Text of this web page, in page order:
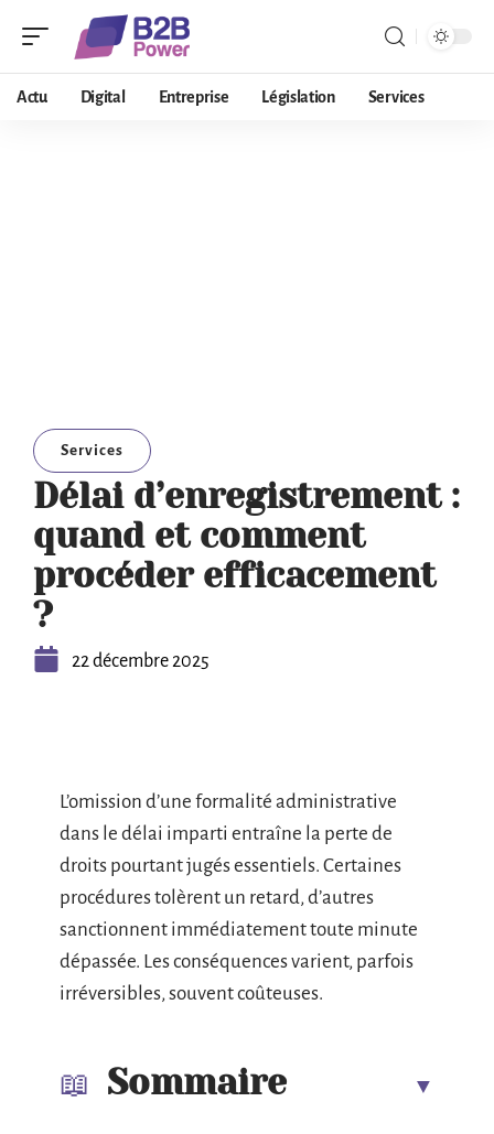
Actu Digital Entreprise Législation Services
Services
Délai d’enregistrement :
quand et comment
procéder efficacement
?
22 décembre 2025
L’omission d’une formalité administrative
dans le délai imparti entraîne la perte de
droits pourtant jugés essentiels. Certaines
procédures tolèrent un retard, d’autres
sanctionnent immédiatement toute minute
dépassée. Les conséquences varient, parfois
irréversibles, souvent coûteuses.
Sommaire